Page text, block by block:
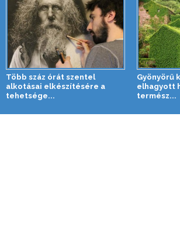
Több száz órát szentel
alkotásai elkészítésére a
tehetsége...
Gyönyörű
elhagyott
termész...